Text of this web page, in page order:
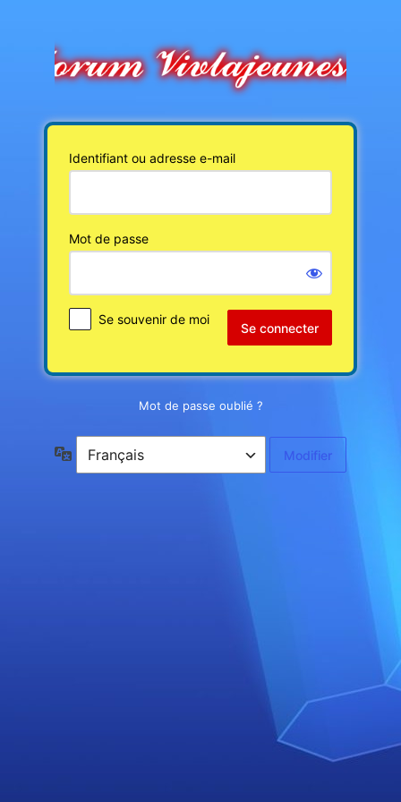
connecter
Identifiant ou adresse e-mail
Mot de passe
Se souvenir de moi
Mot de passe oublié ?
Langue